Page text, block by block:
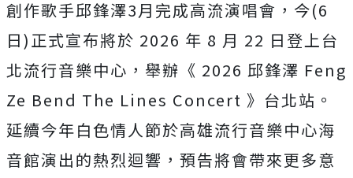
創作歌手邱鋒澤3月完成高流演唱會，今(6
日)正式宣布將於 2026 年 8 月 22 日登上台
北流行音樂中心，舉辦《 2026 邱鋒澤 Feng
Ze Bend The Lines Concert 》台北站。
延續今年白色情人節於高雄流行音樂中心海
音館演出的熱烈迴響，預告將會帶來更多意